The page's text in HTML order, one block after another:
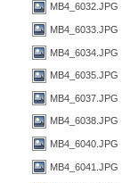
MB4_6032.JPG
MB4_6033.JPG
MB4_6034.JPG
MB4_6035.JPG
MB4_6037.JPG
MB4_6038.JPG
MB4_6040.JPG
MB4_6041.JPG